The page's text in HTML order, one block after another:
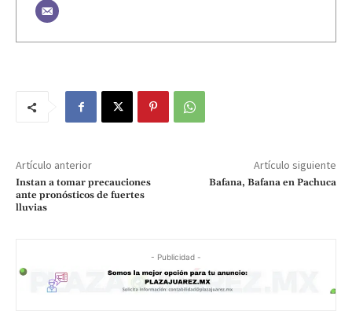
Artículo anterior
Instan a tomar precauciones
ante pronósticos de fuertes
lluvias
Artículo siguiente
Bafana, Bafana en Pachuca
- Publicidad -